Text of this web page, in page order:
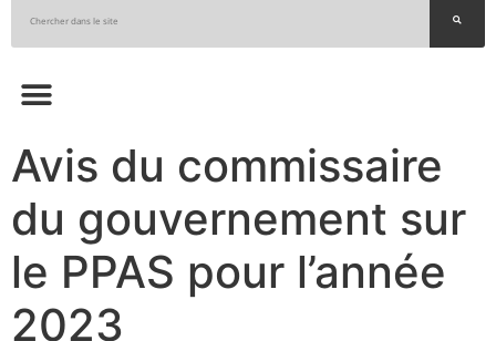
Avis du commissaire
du gouvernement sur
le PPAS pour l’année
2023​